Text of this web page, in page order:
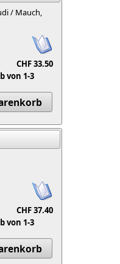
/ Mauch,
CHF 33.50
von 1-3
CHF 37.40
von 1-3